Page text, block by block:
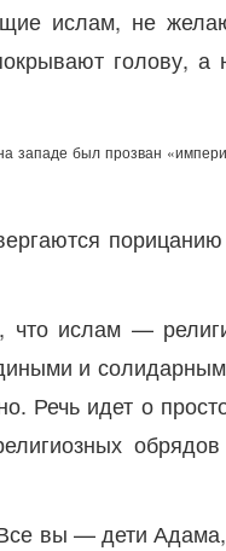
ислам, не
голову, а
западе был прозван
что ислам —
и
Речь идет о
Все вы — дети